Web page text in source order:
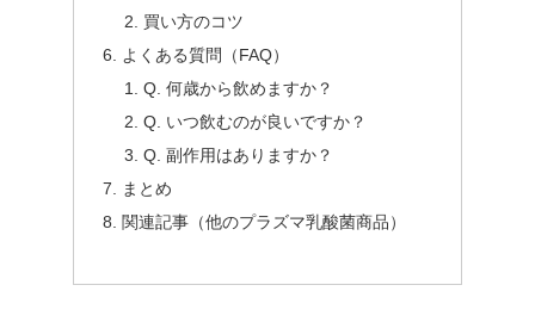
買い方のコツ
よくある質問（FAQ）
Q. 何歳から飲めますか？
Q. いつ飲むのが良いですか？
Q. 副作用はありますか？
まとめ
関連記事（他のプラズマ乳酸菌商品）